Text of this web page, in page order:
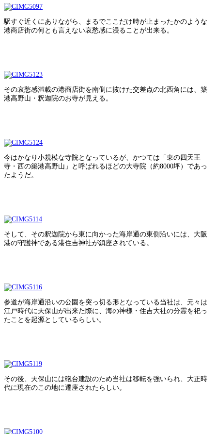
駅すぐ近くにありながら、まるでここだけ時が止まったかのような
港商店街の何とも言えない哀愁感に浸ることが出来る。
その哀愁感満載の港商店街を南側に抜けた交差点の北西角には、築
港高野山・釈迦院のお寺が見える。
今はかなり小規模な寺院となっているが、かつては「東の四天王
寺・西の築港高野山」と呼ばれるほどの大寺院（約8000坪）であっ
たようだ。
そして、その釈迦院から東に向かった海岸通の東側沿いには、大阪
港の守護神である港住吉神社が鎮座されている。
参道が海岸通沿いの公園を突っ切る形となっている当社は、元々は
江戸時代に天保山が出来た際に、海の神様・住吉大社の分霊を祀っ
たことを起源としているらしい。
その後、天保山には砲台建設のため当社は移転を強いられ、大正時
代に現在のこの地に遷座されたらしい。